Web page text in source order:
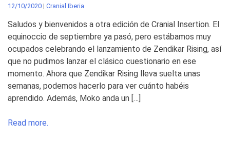
12/10/2020 | Cranial Iberia
Saludos y bienvenidos a otra edición de Cranial Insertion. El
equinoccio de septiembre ya pasó, pero estábamos muy
ocupados celebrando el lanzamiento de Zendikar Rising, así
que no pudimos lanzar el clásico cuestionario en ese
momento. Ahora que Zendikar Rising lleva suelta unas
semanas, podemos hacerlo para ver cuánto habéis
aprendido. Además, Moko anda un […]
Read more.